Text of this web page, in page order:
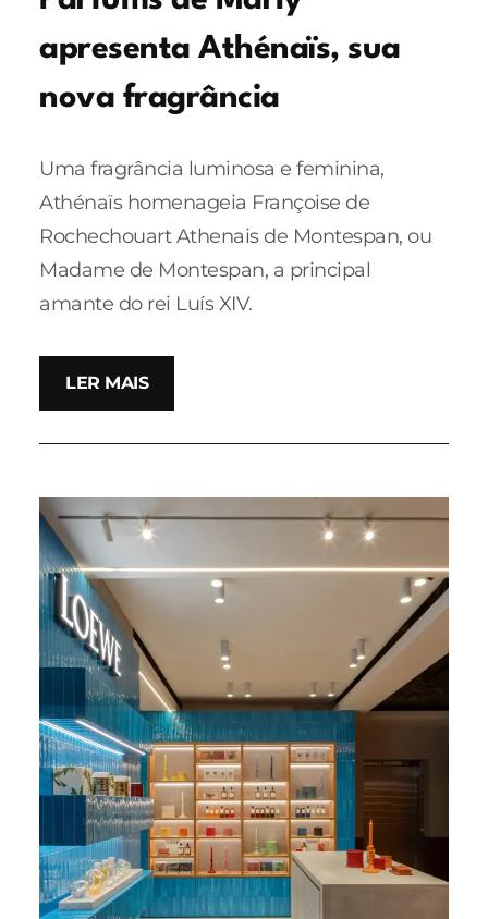
apresenta Athénaïs, sua
nova fragrância
Uma fragrância luminosa e feminina,
Athénaïs homenageia Françoise de
Rochechouart Athenais de Montespan, ou
Madame de Montespan, a principal
amante do rei Luís XIV.
LER MAIS